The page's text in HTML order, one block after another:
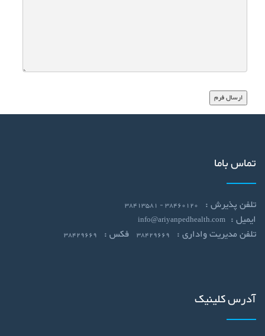
تماس باما
تلفن پذیرش :
ایمیل : info@ariyanpedhealth.com
تلفن مدیریت واداری : فکس :
آدرس کلینیک